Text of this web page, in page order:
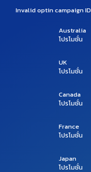
Invalid optin campaign ID
Australia
โปรโมชั่น
UK
โปรโมชั่น
Canada
โปรโมชั่น
France
โปรโมชั่น
Japan
โปรโมชั่น